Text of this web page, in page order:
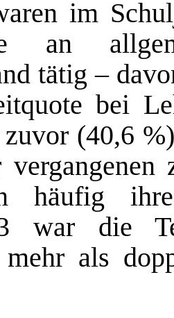
im
an
tätig –
bei
(40,6
vergangenen
häufig
war die
als